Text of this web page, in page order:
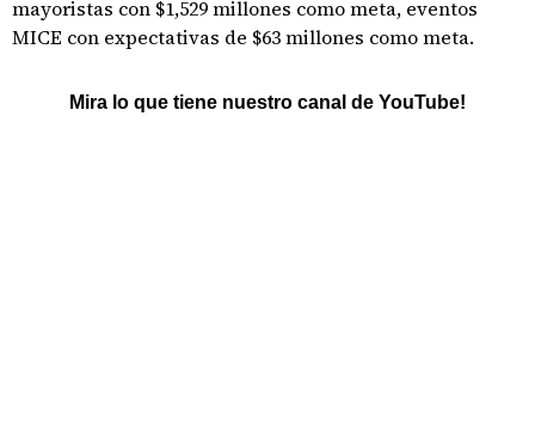
mayoristas con $1,529 millones como meta, eventos
MICE con expectativas de $63 millones como meta.
Mira lo que tiene nuestro canal de YouTube!